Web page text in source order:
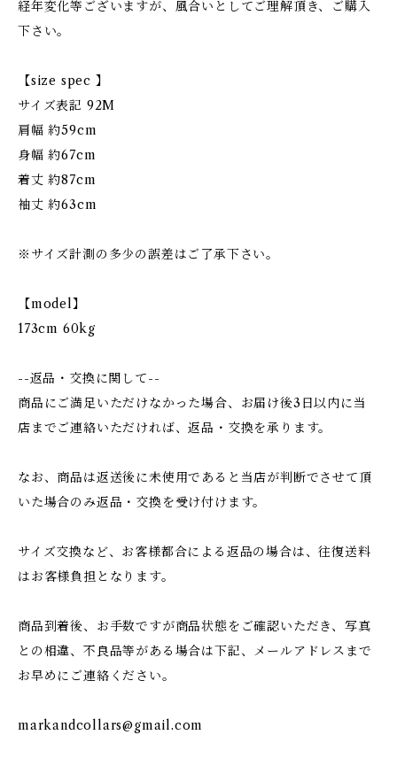
経年変化等ございますが、風合いとしてご理解頂き、ご購入
下さい。
【size spec 】
サイズ表記 92M
肩幅 約59cm
身幅 約67cm
着丈 約87cm
袖丈 約63cm
※サイズ計測の多少の誤差はご了承下さい。
【model】
173cm 60kg
--返品・交換に関して--
商品にご満足いただけなかった場合、お届け後3日以内に当
店までご連絡いただければ、返品・交換を承ります。
なお、商品は返送後に未使用であると当店が判断でさせて頂
いた場合のみ返品・交換を受け付けます。
サイズ交換など、お客様都合による返品の場合は、往復送料
はお客様負担となります。
商品到着後、お手数ですが商品状態をご確認いただき、写真
との相違、不良品等がある場合は下記、メールアドレスまで
お早めにご連絡ください。
markandcollars@gmail.com